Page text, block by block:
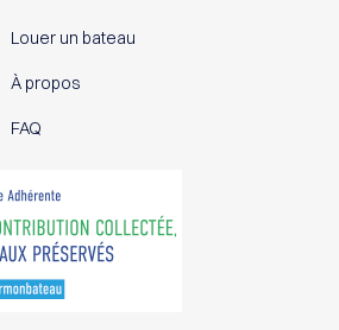
Louer un bateau
À propos
FAQ